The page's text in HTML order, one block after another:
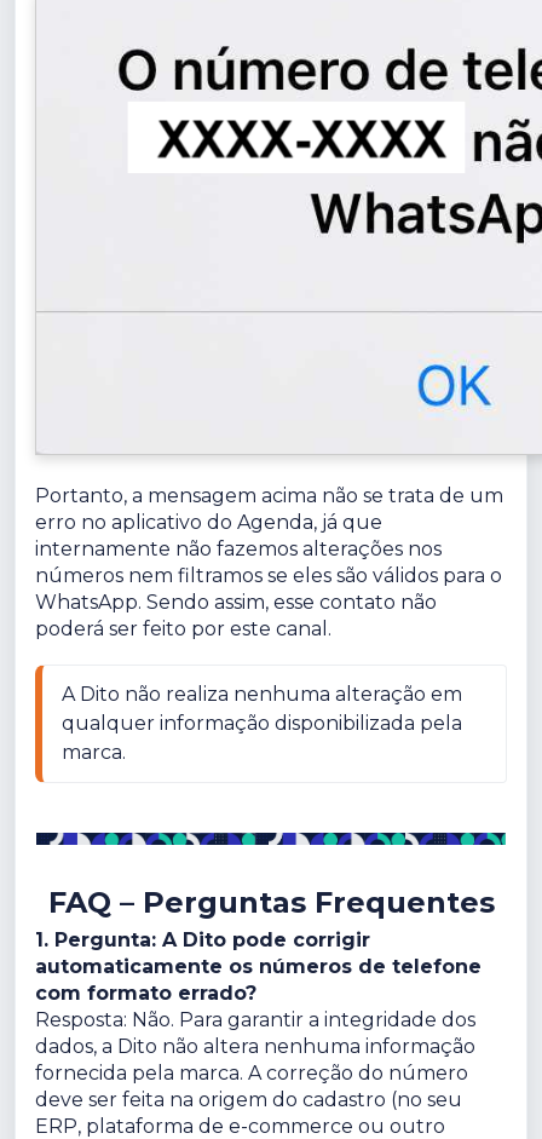
Portanto, a mensagem acima não se trata de um
erro no aplicativo do Agenda, já que
internamente não fazemos alterações nos
números nem filtramos se eles são válidos para o
WhatsApp. Sendo assim, esse contato não
poderá ser feito por este canal.
A Dito não realiza nenhuma alteração em
qualquer informação disponibilizada pela
marca.
FAQ – Perguntas Frequentes
1. Pergunta: A Dito pode corrigir
automaticamente os números de telefone
com formato errado?
Resposta: Não. Para garantir a integridade dos
dados, a Dito não altera nenhuma informação
fornecida pela marca. A correção do número
deve ser feita na origem do cadastro (no seu
ERP, plataforma de e-commerce ou outro